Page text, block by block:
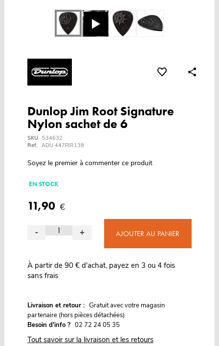
Dunlop Jim Root Signature
Nylon sachet de 6
SKU
534632
Ref. ADU 447PJR138
Soyez le premier à commenter ce produit
EN STOCK
11,90 €
- + AJOUTER AU PANIER
À partir de 90 € d'achat, payez en 3 ou 4 fois
sans frais
Livraison et retour : Gratuit avec votre magasin
partenaire (hors pièces détachées)
Besoin d'info ? 02 72 24 05 35
Tout savoir sur la livraison et les retours